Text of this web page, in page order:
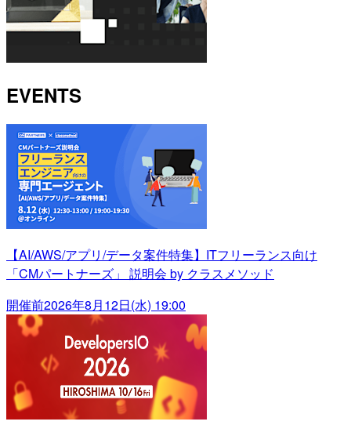
EVENTS
【AI/AWS/アプリ/データ案件特集】ITフリーランス向け
「CMパートナーズ」 説明会 by クラスメソッド
開催前2026年8月12日(水) 19:00